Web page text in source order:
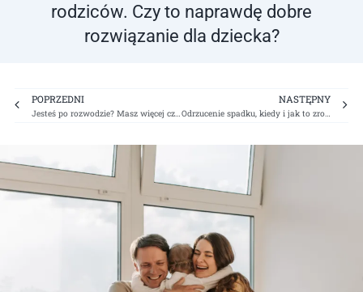
rodziców. Czy to naprawdę dobre
rozwiązanie dla dziecka?
PrevPOPRZEDNI
Jesteś po rozwodzie? Masz więcej czasu, by wrócić do swojego poprzedniego nazwiska
NASTĘPNY
Odrzucenie spadku, kiedy i jak to zrobić?